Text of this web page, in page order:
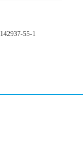
142937-55-1